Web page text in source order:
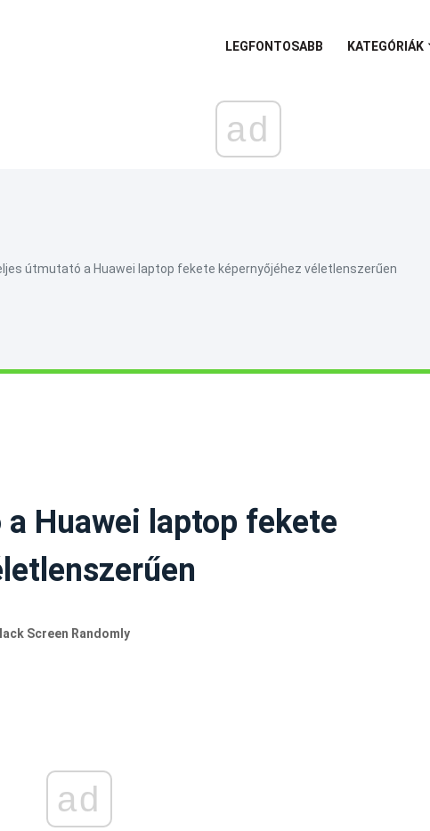
LEGFONTOSABB KATEGÓRIÁK
ad
útmutató a Huawei laptop fekete képernyőjéhez véletlenszerűen
Huawei laptop fekete
Screen Randomly
ad